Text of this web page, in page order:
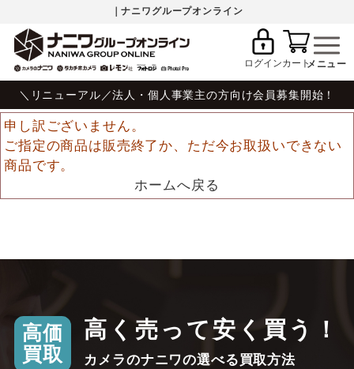
｜ナニワグループオンライン
ログインカート
＼リニューアル／法人・個人事業主の方向け会員募集開始！
申し訳ございません。
ご指定の商品は販売終了か、ただ今お取扱いできない
商品です。
ホームへ戻る
高価
買取
高く売って安く買う！
カメラのナニワの選べる買取方法